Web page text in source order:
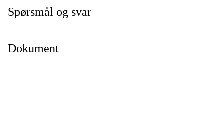
Pakkestørrelse
Spørsmål og svar
Dokument